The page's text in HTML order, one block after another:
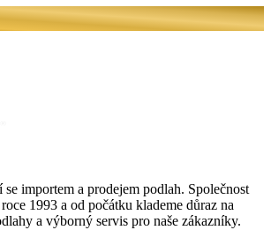
importem a prodejem podlah. Společnost
1993 a od počátku klademe důraz na
a výborný servis pro naše zákazníky.